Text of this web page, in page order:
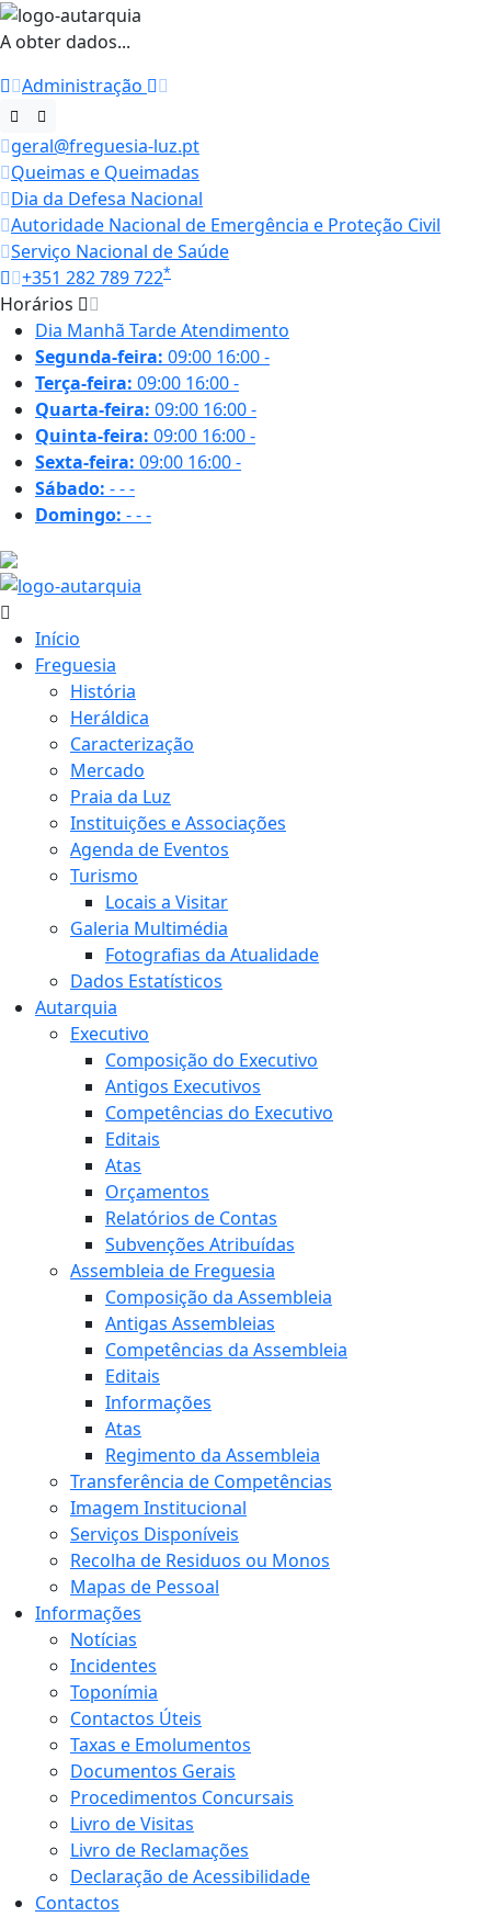
A obter dados...
Administração
geral@freguesia-luz.pt
Queimas e Queimadas
Dia da Defesa Nacional
Autoridade Nacional de Emergência e Proteção Civil
Serviço Nacional de Saúde
+351 282 789 722*
Horários
Dia Manhã TardeAtendimento
Segunda-feira: 09:00 16:00-
Terça-feira: 09:00 16:00-
Quarta-feira: 09:00 16:00-
Quinta-feira: 09:00 16:00-
Sexta-feira: 09:00 16:00-
Sábado: ---
Domingo: ---
Início
Freguesia
História
Heráldica
Caracterização
Mercado
Praia da Luz
Instituições e Associações
Agenda de Eventos
Turismo
Locais a Visitar
Galeria Multimédia
Fotografias da Atualidade
Dados Estatísticos
Autarquia
Executivo
Composição do Executivo
Antigos Executivos
Competências do Executivo
Editais
Atas
Orçamentos
Relatórios de Contas
Subvenções Atribuídas
Assembleia de Freguesia
Composição da Assembleia
Antigas Assembleias
Competências da Assembleia
Editais
Informações
Atas
Regimento da Assembleia
Transferência de Competências
Imagem Institucional
Serviços Disponíveis
Recolha de Residuos ou Monos
Mapas de Pessoal
Informações
Notícias
Incidentes
Toponímia
Contactos Úteis
Taxas e Emolumentos
Documentos Gerais
Procedimentos Concursais
Livro de Visitas
Livro de Reclamações
Declaração de Acessibilidade
Contactos